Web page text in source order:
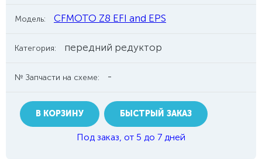
Модель: CFMOTO Z8 EFI and EPS
Категория: передний редуктор
№ Запчасти на схеме: -
В КОРЗИНУ БЫСТРЫЙ ЗАКАЗ
Под заказ, от 5 до 7 дней